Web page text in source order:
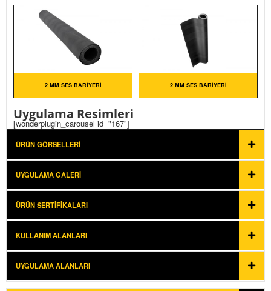
2 MM SES BARIYERI 2 MM SES BARIYERI
Uygulama Resimleri
[wonderplugin_carousel id="167"]
ÜRÜN GÖRSELLERI
UYGULAMA GALERI
ÜRÜN SERTIFIKALARI
KULLANIM ALANLARI
UYGULAMA ALANLARI